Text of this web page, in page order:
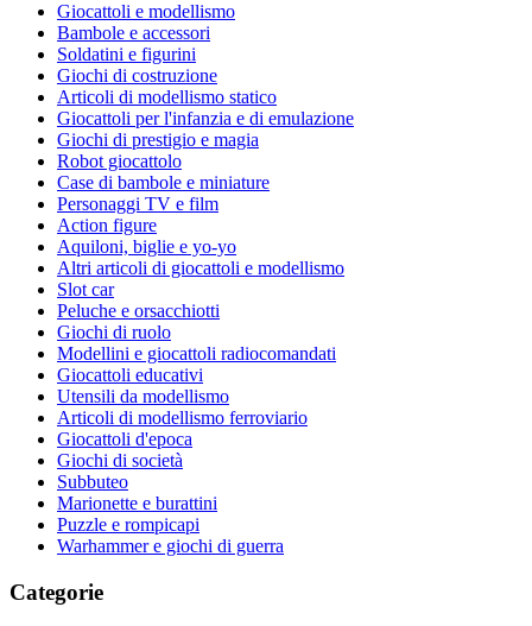
Giocattoli e modellismo
Bambole e accessori
Soldatini e figurini
Giochi di costruzione
Articoli di modellismo statico
Giocattoli per l'infanzia e di emulazione
Giochi di prestigio e magia
Robot giocattolo
Case di bambole e miniature
Personaggi TV e film
Action figure
Aquiloni, biglie e yo-yo
Altri articoli di giocattoli e modellismo
Slot car
Peluche e orsacchiotti
Giochi di ruolo
Modellini e giocattoli radiocomandati
Giocattoli educativi
Utensili da modellismo
Articoli di modellismo ferroviario
Giocattoli d'epoca
Giochi di società
Subbuteo
Marionette e burattini
Puzzle e rompicapi
Warhammer e giochi di guerra
Categorie